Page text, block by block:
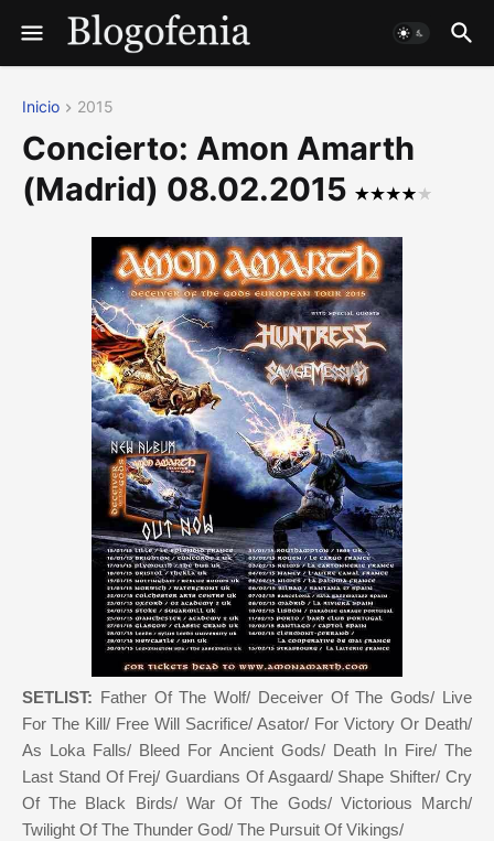
Inicio 2015
Concierto: Amon Amarth
(Madrid) 08.02.2015
SETLIST: Father Of The Wolf/ Deceiver Of The Gods/ Live
For The Kill/ Free Will Sacrifice/ Asator/ For Victory Or Death/
As Loka Falls/ Bleed For Ancient Gods/ Death In Fire/ The
Last Stand Of Frej/ Guardians Of Asgaard/ Shape Shifter/ Cry
Of The Black Birds/ War Of The Gods/ Victorious March/
Twilight Of The Thunder God/ The Pursuit Of Vikings/